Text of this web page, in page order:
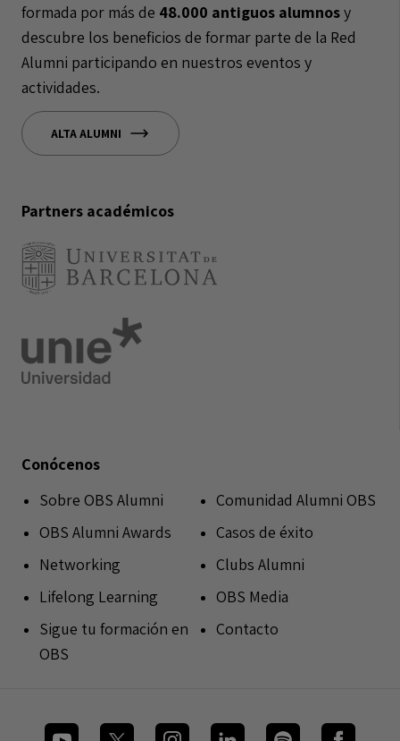
formada por más de 48.000 antiguos alumnosy
descubre los beneficios de formar parte de la Red
Alumni participando en nuestros eventos y
actividades.
ALTA ALUMNI
Partners académicos
Conócenos
Sobre OBS Alumni
OBS Alumni Awards
Networking
Lifelong Learning
Sigue tu formación en
OBS
Comunidad Alumni OBS
Casos de éxito
Clubs Alumni
OBS Media
Contacto